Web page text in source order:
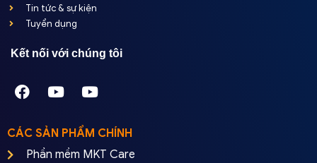
Tin tức & sự kiện
Tuyển dụng
Kết nối với chúng tôi
CÁC SẢN PHẨM CHÍNH
Phần mềm MKT Care